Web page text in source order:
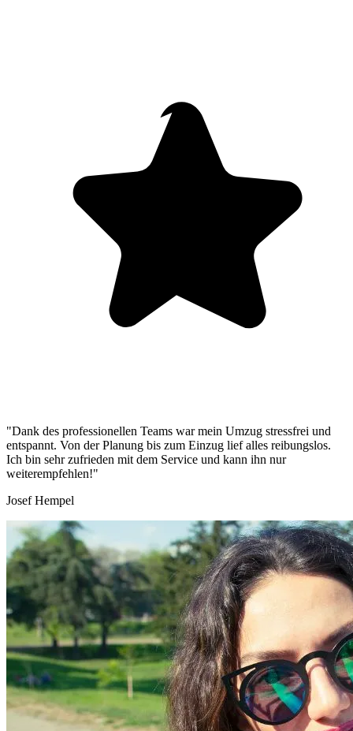
"Dank des professionellen Teams war mein Umzug stressfrei und
entspannt. Von der Planung bis zum Einzug lief alles reibungslos.
Ich bin sehr zufrieden mit dem Service und kann ihn nur
weiterempfehlen!"
Josef Hempel